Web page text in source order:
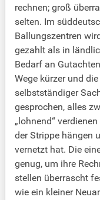
rechnen; groß
selten. Im
Ballungszentren
gezahlt als in
Bedarf an
Wege kürzer und
selbstständiger
gesprochen, alles
„lohnend“
der Strippe hängen
vernetzt hat. Die
genug, um ihre
stellen überrascht
wie ein kleiner